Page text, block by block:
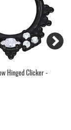
Hinged Clicker -